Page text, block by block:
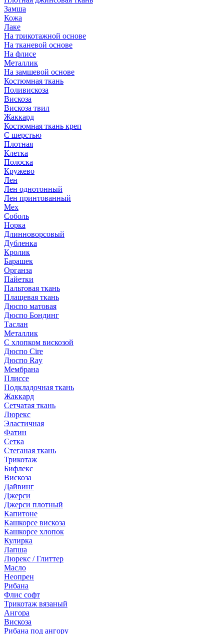
Замша
Кожа
Лаке
На трикотажной основе
На тканевой основе
На флисе
Металлик
На замшевой основе
Костюмная ткань
Поливискоза
Вискоза
Вискоза твил
Жаккард
Костюмная ткань креп
С шерстью
Плотная
Клетка
Полоска
Кружево
Лен
Лен однотонный
Лен принтованный
Мех
Соболь
Норка
Длинноворсовый
Дубленка
Кролик
Барашек
Органза
Пайетки
Пальтовая ткань
Плащевая ткань
Дюспо матовая
Дюспо Бондинг
Таслан
Металлик
С хлопком вискозой
Дюспо Cire
Дюспо Ray
Мембрана
Плиссе
Подкладочная ткань
Жаккард
Сетчатая ткань
Люрекс
Эластичная
Фатин
Сетка
Стеганая ткань
Трикотаж
Бифлекс
Вискоза
Дайвинг
Джерси
Джерси плотный
Капитоне
Кашкорсе вискоза
Кашкорсе хлопок
Кулирка
Лапша
Люрекс / Глиттер
Масло
Неопрен
Рибана
Флис софт
Трикотаж вязаный
Ангора
Вискоза
Рибана под ангору